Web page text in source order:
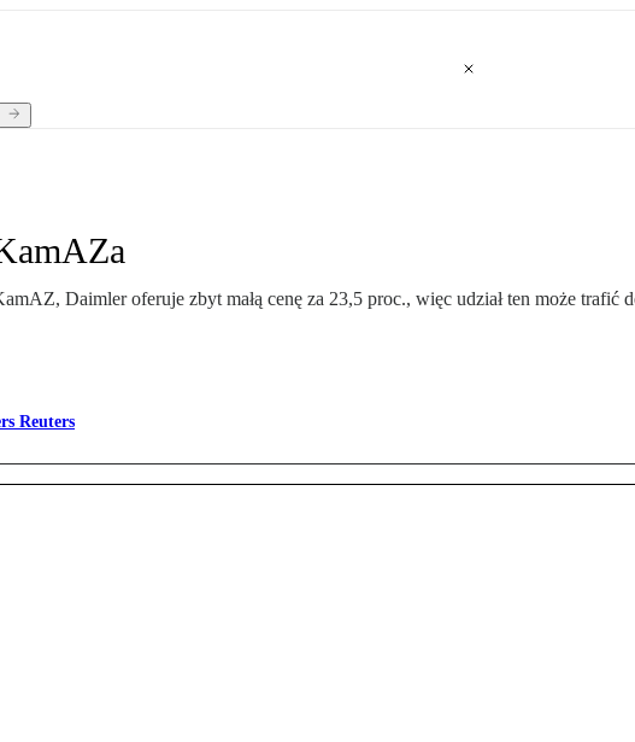
Daimler oferuje zbyt małą cenę za 23,5 proc., więc udział ten może
Reuters